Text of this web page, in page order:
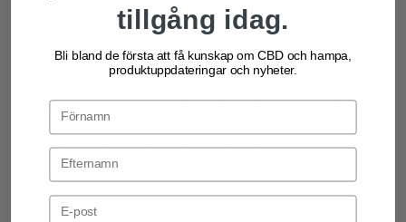
Hur mycket cannabisolja ska jag
beror på faktorer som kroppstyp och tidigare
erfarenheter av cannabisprodukter. Börja med
en lägre dos och justera vid behov.
tillgång idag.
Bli bland de första att få kunskap om CBD och hampa,
produktuppdateringar och nyheter.
Email Address